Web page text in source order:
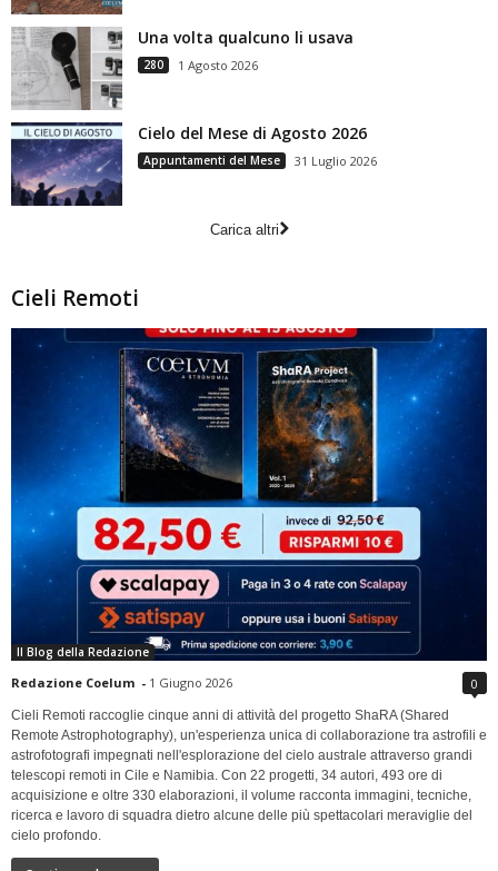
Una volta qualcuno li usava
280 1 Agosto 2026
Cielo del Mese di Agosto 2026
Appuntamenti del Mese 31 Luglio 2026
Carica altri
Cieli Remoti
Il Blog della Redazione
Redazione Coelum - 1 Giugno 2026 0
Cieli Remoti raccoglie cinque anni di attività del progetto ShaRA (Shared
Remote Astrophotography), un'esperienza unica di collaborazione tra astrofili e
astrofotografi impegnati nell'esplorazione del cielo australe attraverso grandi
telescopi remoti in Cile e Namibia. Con 22 progetti, 34 autori, 493 ore di
acquisizione e oltre 330 elaborazioni, il volume racconta immagini, tecniche,
ricerca e lavoro di squadra dietro alcune delle più spettacolari meraviglie del
cielo profondo.